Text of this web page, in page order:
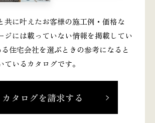
共に叶えたお客様の施工例・価格な
ジには載っていない情報を掲載してい
住宅会社を選ぶときの参考になると
ているカタログです。
カタログを請求する